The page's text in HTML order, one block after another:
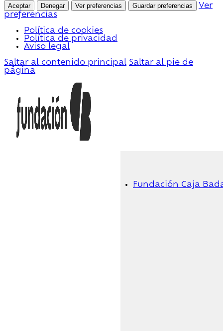
Aceptar Denegar Ver preferencias Guardar preferencias
Ver
preferencias
Política de cookies
Política de privacidad
Aviso legal
Saltar al contenido principal Saltar al pie de
página
Fundación Caja